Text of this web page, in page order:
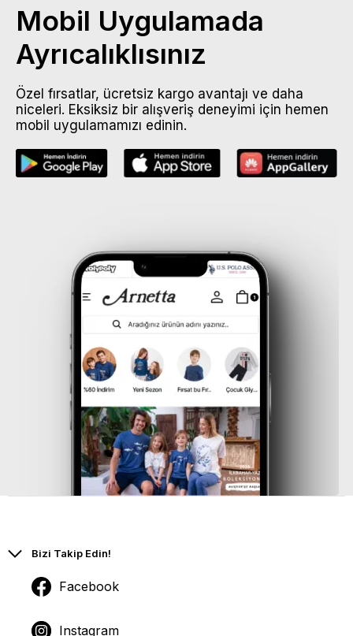
Mobil Uygulamada
Ayrıcalıklısınız
Özel fırsatlar, ücretsiz kargo avantajı ve daha
niceleri. Eksiksiz bir alışveriş deneyimi için hemen
mobil uygulamamızı edinin.
Bizi Takip Edin!
Facebook
Instagram